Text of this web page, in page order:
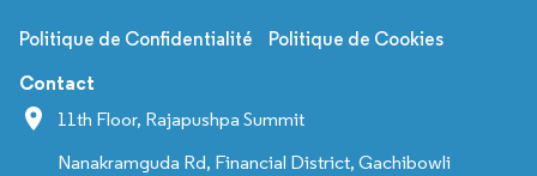
Politique de Confidentialité Politique de Cookies
Contact
11th Floor, Rajapushpa Summit
Nanakramguda Rd, Financial District, Gachibowli